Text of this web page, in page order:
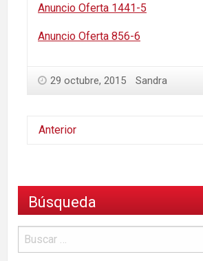
Anuncio Oferta 1441-5
Anuncio Oferta 856-6
29 octubre, 2015 Sandra
Anterior
Búsqueda